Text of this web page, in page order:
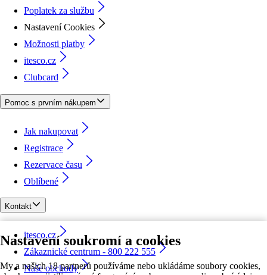
Nastavení soukromí a cookies
My a našich 18 partnerů používáme nebo ukládáme soubory cookies,
Poplatek za službu
Nastavení Cookies
Možnosti platby
itesco.cz
Clubcard
Pomoc s prvním nákupem
Jak nakupovat
Registrace
Rezervace času
Oblíbené
Kontakt
itesco.cz
Zákaznické centrum - 800 222 555
Naše obchody